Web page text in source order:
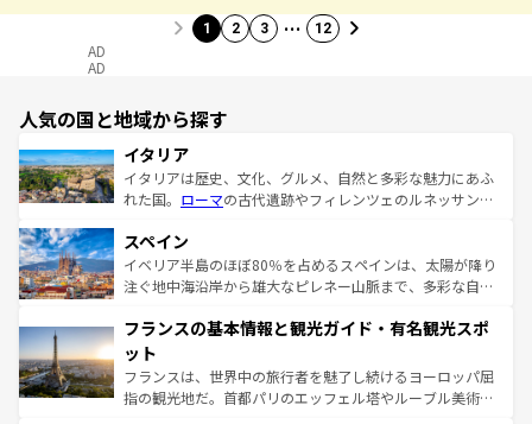
1 2 3 … 12
AD
AD
人気の国と地域から探す
イタリア
イタリアは歴史、文化、グルメ、自然と多彩な魅力にあふ
れた国。 ローマの古代遺跡やフィレンツェのルネッサンス
ろん、トスカーナの美しい田園風景やアマルフィ海岸の絶
景など、自然景観も見逃せない。観光の合間には、本場の
ピザやパスタなど、絶品のイタリア料理を堪能することも
ませてくれるイタリアで、忘れられない旅をしてみよう！
なお、新着のイタリア情報は
しい。
スペイン
イベリア半島のほぼ80％を占めるスペインは、太陽が降り
注ぐ地中海沿岸から雄大なピレネー山脈まで、多彩な自然
文化が根付くこの国では、情熱的なフラメンコ、熱気あふ
れる闘牛、そして美味しいタパスが生活の一部となってい
る。首都マドリードの洗練された雰囲気や、バルセロナの
アートに溢れた街角から、地方では古代ローマ遺跡や中世
フランスの基本情報と観光ガイド・有名観光スポ
ット
フランスは、世界中の旅行者を魅了し続けるヨーロッパ屈
指の観光地だ。首都パリのエッフェル塔やルーブル美術館